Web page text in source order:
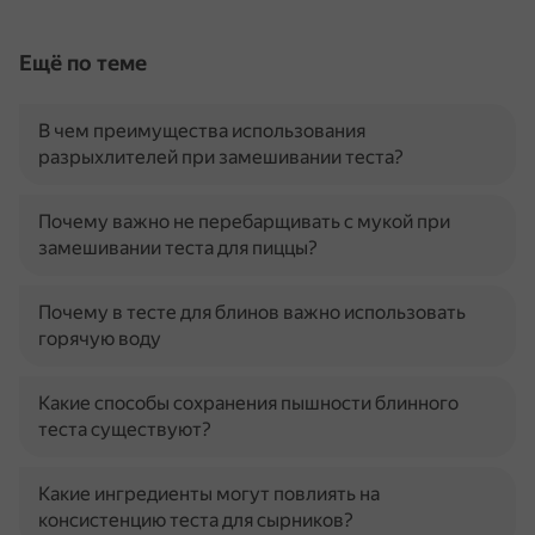
Ещё по теме
В чем преимущества использования
разрыхлителей при замешивании теста?
Почему важно не перебарщивать с мукой при
замешивании теста для пиццы?
Почему в тесте для блинов важно использовать
горячую воду
Какие способы сохранения пышности блинного
теста существуют?
Какие ингредиенты могут повлиять на
консистенцию теста для сырников?